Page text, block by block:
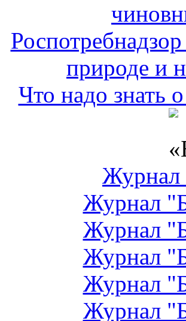
природе и
Что надо знать
Журнал
Журнал
Журнал
Журнал
Журнал
Журнал